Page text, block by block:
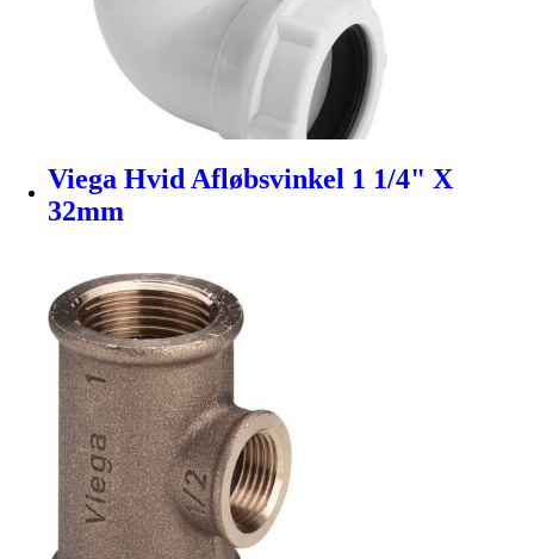
Viega Hvid Afløbsvinkel 1 1/4" X
32mm